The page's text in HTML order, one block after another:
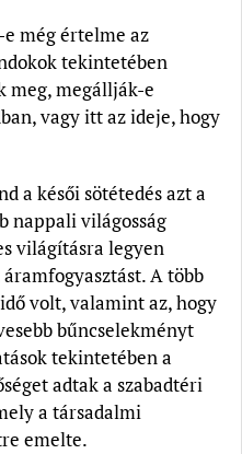
még értelme az
tekintetében
meg, megállják-e
vagy itt az ideje, hogy
a késői sötétedés azt a
nappali világosság
világításra legyen
A több
volt, valamint az, hogy
bűncselekményt
tekintetében a
adtak a szabadtéri
a társadalmi
emelte.